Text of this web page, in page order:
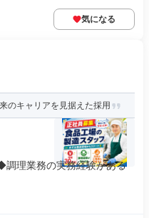
気になる
のキャリアを見据えた採用
理業務の実務経験がある